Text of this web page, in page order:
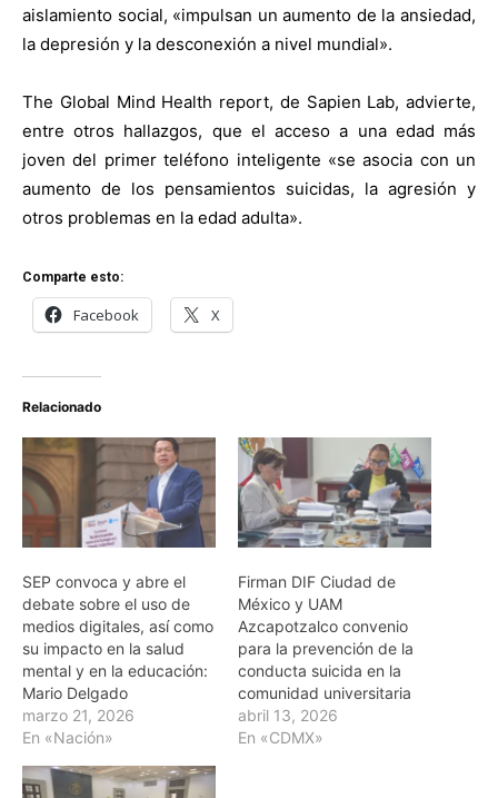
aislamiento social, «impulsan un aumento de la ansiedad,
la depresión y la desconexión a nivel mundial».
The Global Mind Health report, de Sapien Lab, advierte,
entre otros hallazgos, que el acceso a una edad más
joven del primer teléfono inteligente «se asocia con un
aumento de los pensamientos suicidas, la agresión y
otros problemas en la edad adulta».
Comparte esto:
Facebook X
Relacionado
SEP convoca y abre el
debate sobre el uso de
medios digitales, así como
su impacto en la salud
mental y en la educación:
Mario Delgado
marzo 21, 2026
En «Nación»
Firman DIF Ciudad de
México y UAM
Azcapotzalco convenio
para la prevención de la
conducta suicida en la
comunidad universitaria
abril 13, 2026
En «CDMX»